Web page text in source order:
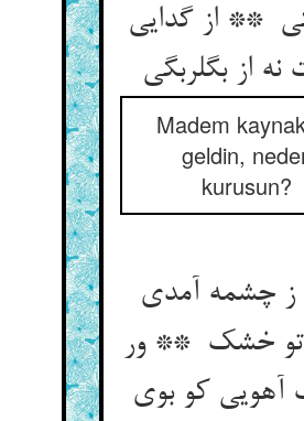
** از گدایی
Madem
geldin,
kurusun?
چشمه آمدی
تو خشک ** ور
آهویی کو بوی